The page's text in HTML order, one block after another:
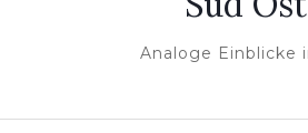
Analoge Einblicke